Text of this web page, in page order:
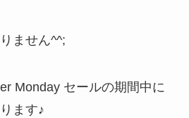
ません^^;
Monday セールの期間中に
ます♪